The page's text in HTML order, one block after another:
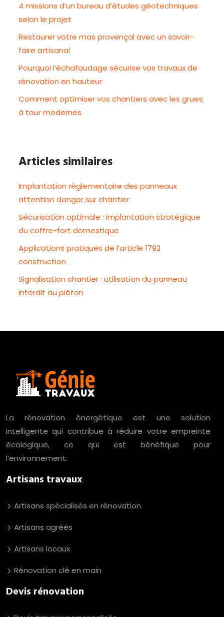
4 missions d’un bureau d’études géotechniques
selon le projet
Restaurer votre mas provençal avec un savoir-
faire artisanal
Pourquoi l’échafaudage sécurise vos travaux de
rénovation en hauteur
Comment optimiser vos chantiers avec les grues
à tour modernes
Articles similaires
Implantation réglementaire des panneaux
attention danger sur chantier
Sécurisation optimale : implantation stratégique
du coffre-fort domestique
Applications pratiques de l’article 1792
construction
Signalisation chantier : utilisation du panneau
interdit au piéton
La rénovation énergétique est une solution
intelligente qui contribue à réduire votre empreinte
écologique, ce qui est bénéfique pour
l’environnement.
Artisans travaux
Artisans spécialisés en rénovation
Artisans agréés
Artisans locaux
Rénovation clé en main
Devis rénovation